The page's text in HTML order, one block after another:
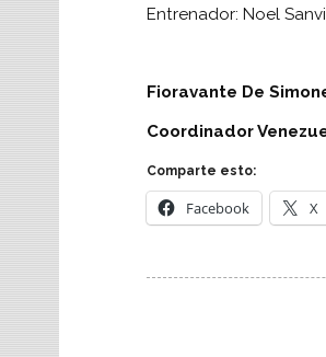
Entrenador: Noel
Fioravante De
Coordinador
Comparte esto:
Facebook X